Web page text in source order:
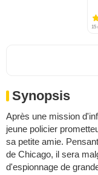
15
Synopsis
Après une mission
jeune policier
sa petite amie.
de Chicago, il sera
d'espionnage de